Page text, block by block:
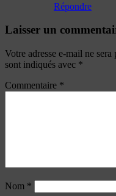
Répondre
Laisser un
Votre adresse e-mail ne sera
sont indiqués avec *
Commentaire *
Nom *